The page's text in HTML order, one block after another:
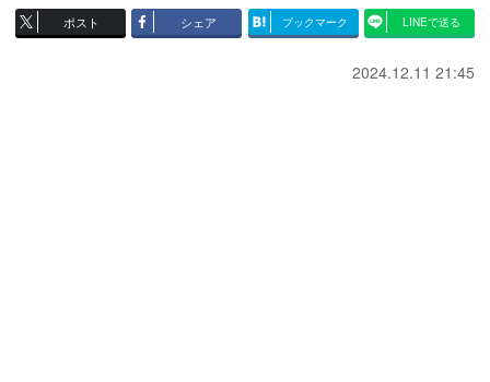
ポスト シェア ブックマーク LINEで送る
2024.12.11 21:45